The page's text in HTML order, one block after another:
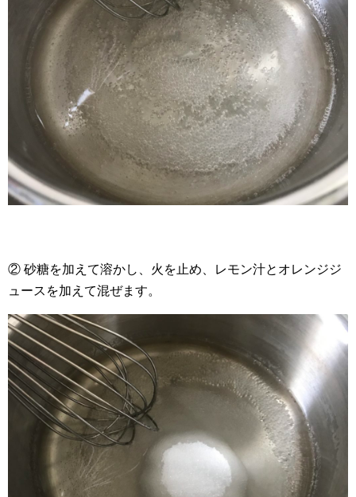
② 砂糖を加えて溶かし、火を止め、レモン汁とオレンジジ
ュースを加えて混ぜます。